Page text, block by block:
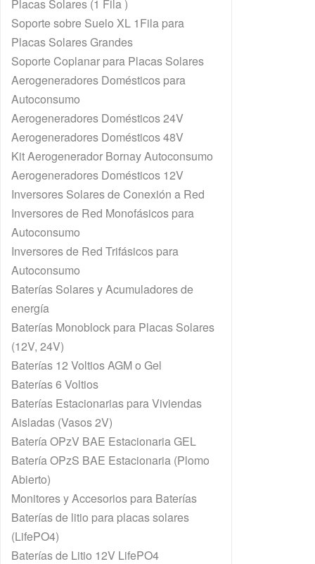
Placas Solares (1 Fila )
Soporte sobre Suelo XL 1Fila para
Placas Solares Grandes
Soporte Coplanar para Placas Solares
Aerogeneradores Domésticos para
Autoconsumo
Aerogeneradores Domésticos 24V
Aerogeneradores Domésticos 48V
Kit Aerogenerador Bornay Autoconsumo
Aerogeneradores Domésticos 12V
Inversores Solares de Conexión a Red
Inversores de Red Monofásicos para
Autoconsumo
Inversores de Red Trifásicos para
Autoconsumo
Baterías Solares y Acumuladores de
energía
Baterías Monoblock para Placas Solares
(12V, 24V)
Baterías 12 Voltios AGM o Gel
Baterías 6 Voltios
Baterías Estacionarias para Viviendas
Aisladas (Vasos 2V)
Batería OPzV BAE Estacionaria GEL
Batería OPzS BAE Estacionaria (Plomo
Abierto)
Monitores y Accesorios para Baterías
Baterías de litio para placas solares
(LifePO4)
Baterías de Litio 12V LifePO4